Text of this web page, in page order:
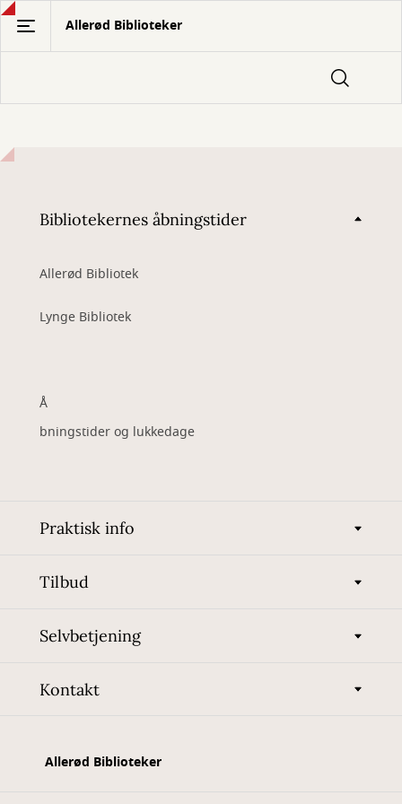
Gå
hovedindhold
Allerød Biblioteker
Bibliotekernes åbningstider
Allerød Bibliotek
Lynge Bibliotek
Å
bningstider og lukkedage
Praktisk info
Tilbud
Selvbetjening
Kontakt
Allerød Biblioteker